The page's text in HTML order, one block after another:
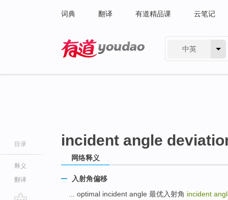
词典 翻译 有道精品课 云笔记
中英
目录
释义
翻译
incident angle
网络释义
入射角偏移
... optimal incident angle 最优入射角 incident